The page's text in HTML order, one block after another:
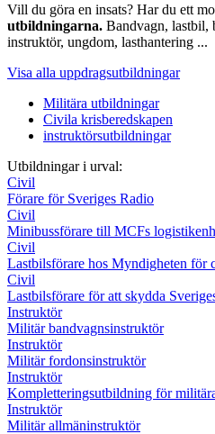
Vill du göra en insats? Har du ett
utbildningarna. Bandvagn, lastbil,
instruktör, ungdom, lasthantering ...
Visa alla uppdragsutbildningar
Militära utbildningar
Civila krisberedskapen
instruktörsutbildningar
Utbildningar i urval:
Civil
Förare för Sveriges Radio
Civil
Minibussförare till MCFs
Civil
Lastbilsförare hos Myndigheten för
Civil
Lastbilsförare för att skydda
Instruktör
Militär bandvagnsinstruktör
Instruktör
Militär fordonsinstruktör
Instruktör
Kompletteringsutbildning för
Instruktör
Militär allmäninstruktör